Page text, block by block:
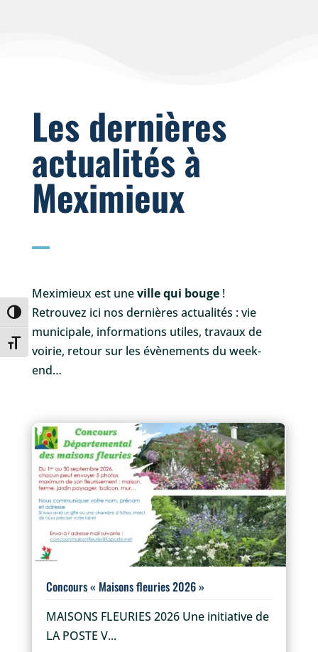
Passer en contraste élevé
Changer la taille de la police
Les dernières
actualités à
Meximieux
Meximieux est uneville qui bouge!
Retrouvez ici nos dernières actualités : vie
municipale, informations utiles, travaux de
voirie, retour sur les évènements du week-
end…
Concours « Maisons fleuries 2026 »
MAISONS FLEURIES 2026 Une initiative de
LA POSTE V...